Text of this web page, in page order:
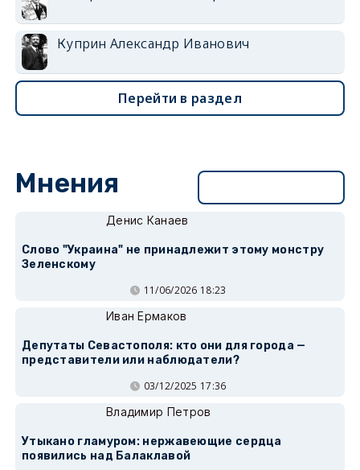
Куприн Александр Иванович
Перейти в раздел
Мнения
Денис Канаев
Слово "Украина" не принадлежит этому монстру
Зеленскому
11/06/2026 18:23
Иван Ермаков
Депутаты Севастополя: кто они для города —
представители или наблюдатели?
03/12/2025 17:36
Владимир Петров
Утыкано гламуром: нержавеющие сердца
появились над Балаклавой